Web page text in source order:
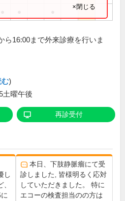
×閉じる
ら16:00まで外来診療を行いま
む)
土曜午後
再診受付
し
本日、下肢静脈瘤にて受
診しました, 皆様明るく応対
していただきました。 特に
エコーの検査担当のの方は